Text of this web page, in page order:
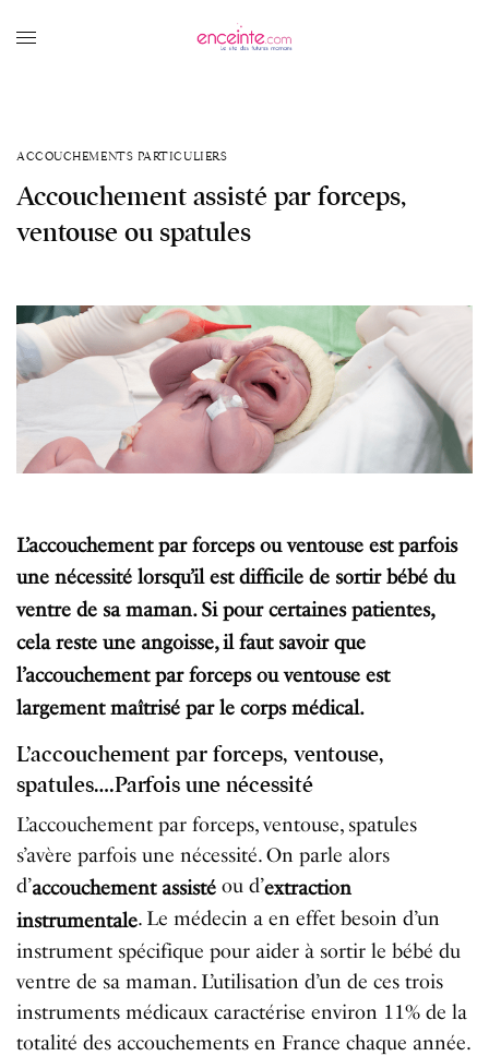
ACCOUCHEMENTS PARTICULIERS
Accouchement assisté par forceps,
ventouse ou spatules
L’accouchement par forceps ou ventouse est parfois
une nécessité lorsqu’il est difficile de sortir bébé du
ventre de sa maman. Si pour certaines patientes,
cela reste une angoisse, il faut savoir que
l’accouchement par forceps ou ventouse est
largement maîtrisé par le corps médical.
L’accouchement par forceps, ventouse,
spatules….Parfois une nécessité
L’accouchement par forceps, ventouse, spatules
s’avère parfois une nécessité. On parle alors
d’accouchement assisté ou d’extraction
instrumentale. Le médecin a en effet besoin d’un
instrument spécifique pour aider à sortir le bébé du
ventre de sa maman. L’utilisation d’un de ces trois
instruments médicaux caractérise environ 11% de la
totalité des accouchements en France chaque année.